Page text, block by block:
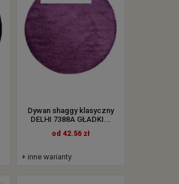
Dywan shaggy klasyczny
DELHI 7388A GŁADKI...
od 42.56 zł
+ inne warianty